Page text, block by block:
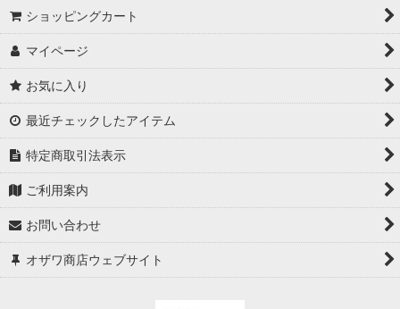
ショッピングカート
マイページ
お気に入り
最近チェックしたアイテム
特定商取引法表示
ご利用案内
お問い合わせ
オザワ商店ウェブサイト